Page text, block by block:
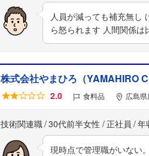
人員が減っても補充無し
ら怒られます 人間関係
株式会社やまひろ（YAMAHIRO
2.0 食料品 広島
技術関連職 30代前半女性 正社員 年
現時点で管理職がいない